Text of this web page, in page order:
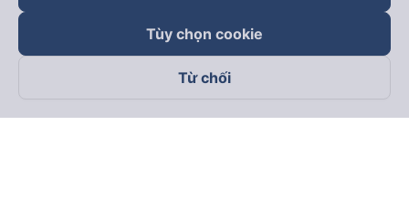
Theo dõi chúng tôi trên
Tùy chọn cookie
Từ chối